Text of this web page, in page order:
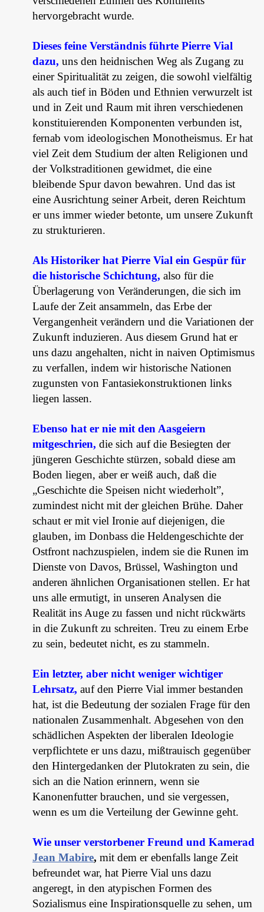
hervorgebracht wurde.
Dieses feine Verständnis führte Pierre Vial
dazu, uns den heidnischen Weg als Zugang zu
einer Spiritualität zu zeigen, die sowohl vielfältig
als auch tief in Böden und Ethnien verwurzelt ist
und in Zeit und Raum mit ihren verschiedenen
konstituierenden Komponenten verbunden ist,
fernab vom ideologischen Monotheismus. Er hat
viel Zeit dem Studium der alten Religionen und
der Volkstraditionen gewidmet, die eine
bleibende Spur davon bewahren. Und das ist
eine Ausrichtung seiner Arbeit, deren Reichtum
er uns immer wieder betonte, um unsere Zukunft
zu strukturieren.
Als Historiker hat Pierre Vial ein Gespür für
die historische Schichtung, also für die
Überlagerung von Veränderungen, die sich im
Laufe der Zeit ansammeln, das Erbe der
Vergangenheit verändern und die Variationen der
Zukunft induzieren. Aus diesem Grund hat er
uns dazu angehalten, nicht in naiven Optimismus
zu verfallen, indem wir historische Nationen
zugunsten von Fantasiekonstruktionen links
liegen lassen.
Ebenso hat er nie mit den Aasgeiern
mitgeschrien, die sich auf die Besiegten der
jüngeren Geschichte stürzen, sobald diese am
Boden liegen, aber er weiß auch, daß die
„Geschichte die Speisen nicht wiederholt”,
zumindest nicht mit der gleichen Brühe. Daher
schaut er mit viel Ironie auf diejenigen, die
glauben, im Donbass die Heldengeschichte der
Ostfront nachzuspielen, indem sie die Runen im
Dienste von Davos, Brüssel, Washington und
anderen ähnlichen Organisationen stellen. Er hat
uns alle ermutigt, in unseren Analysen die
Realität ins Auge zu fassen und nicht rückwärts
in die Zukunft zu schreiten. Treu zu einem Erbe
zu sein, bedeutet nicht, es zu stammeln.
Ein letzter, aber nicht weniger wichtiger
Lehrsatz, auf den Pierre Vial immer bestanden
hat, ist die Bedeutung der sozialen Frage für den
nationalen Zusammenhalt. Abgesehen von den
schädlichen Aspekten der liberalen Ideologie
verpflichtete er uns dazu, mißtrauisch gegenüber
den Hintergedanken der Plutokraten zu sein, die
sich an die Nation erinnern, wenn sie
Kanonenfutter brauchen, und sie vergessen,
wenn es um die Verteilung der Gewinne geht.
Wie unser verstorbener Freund und Kamerad
Jean Mabire, mit dem er ebenfalls lange Zeit
befreundet war, hat Pierre Vial uns dazu
angeregt, in den atypischen Formen des
Sozialismus eine Inspirationsquelle zu sehen, um